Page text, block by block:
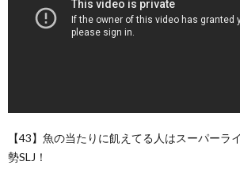
【43】魚の当たりに飢えてる人はスーパーラ
勢SLJ！